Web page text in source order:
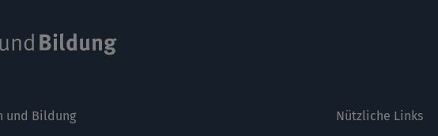
und Bildung Nützliche Links